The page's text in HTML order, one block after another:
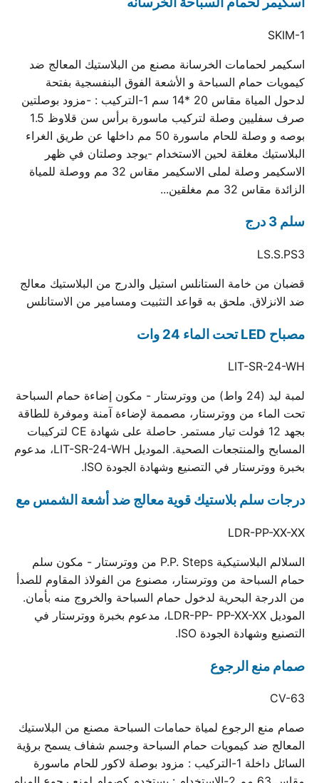
SKIM-1
اسكيمر لحمامات الخرسانة مصنع من البلاستيك المعالج ضد
كيمويات حمام السباحة و الأشعة الفوق البنفسجية بفتحة
لدحول المياة مقاس 20 *14 سم 1-التركيب : -مزود بوصلتين
صرف سفليين وصلة لتركيب ماسورة برأس سن قلاوظ 1.5
بوصه و وصلة للحام ماسورة 50 مم داخلها عن طريق الغراء
البلاستيك مغلقة لحين الاستخدام -يوجد وصلتان في ظهر
الاسكيمر وصلة لملى الاسكيمر مقاس 32 مم ووصلة للمياة
الزائدة مقاس 32 مم مغلقين...
سلم 3 درج
LS.S.PS3
قضبان من خامة الستانلس استيل والدرج من البلاستيك معالج
ضد الانزلاق. ملحق به قواعد التثبيت ومسامير من الاستانلس
مصباح LED تحت الماء 24 وات
LIT-SR-24-WH
لمبة ليد (24 واط) من ووترستار - مكون إضاءة حمام السباحة
تحت الماء من ووترستار، مصممة لإضاءة آمنة وموفرة للطاقة
بجهد 12 فولت تيار مستمر. حاصلة على شهادة CE لتركيبات
المسابح والمنتجعات الصحية. الموديل LIT-SR-24-WH، مدعوم
بخبرة ووترستار في التصنيع وشهادة الجودة ISO.
درجات سلم بلاستيك قوية معالج ضد أشعة الشمس مع
LDR-PP-XX-XX
السلالم البلاستيكية P.P. Steps من ووترستار - مكون سلم
حمام السباحة من ووترستار، مصنوع من الفولاذ المقاوم للصدأ
من الدرجة البحرية لدخول حمام السباحة والخروج منه بأمان.
الموديل LDR-PP- PP-XX-XX، مدعوم بخبرة ووترستار في
التصنيع وشهادة الجودة ISO.
صمام منع الرجوع
CV-63
صمام منع الرجوع لمياة حمامات السباحة مصنع من البلاستيك
المعالج ضد كيمويات حمام السباحة وجسم شفاف يسمح برؤية
السائل داخلة 1-التركيب : مزود بوصلة لاكور للحام ماسورة